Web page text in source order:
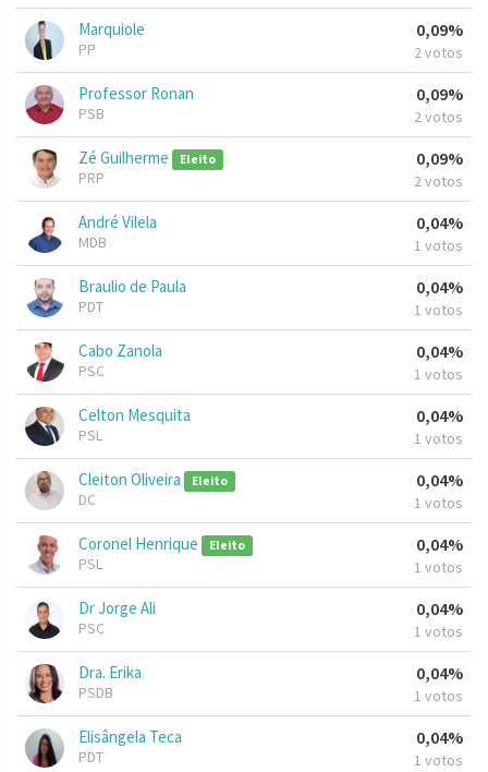
Marquiole
PP
0,09%
2 votos
Professor Ronan
PSB
0,09%
2 votos
Zé Guilherme Eleito
PRP
0,09%
2 votos
André Vilela
MDB
0,04%
1 votos
Braulio de Paula
PDT
0,04%
1 votos
Cabo Zanola
PSC
0,04%
1 votos
Celton Mesquita
PSL
0,04%
1 votos
Cleiton Oliveira Eleito
DC
0,04%
1 votos
Coronel Henrique Eleito
PSL
0,04%
1 votos
Dr Jorge Ali
PSC
0,04%
1 votos
Dra. Erika
PSDB
0,04%
1 votos
Elisângela Teca
PDT
0,04%
1 votos